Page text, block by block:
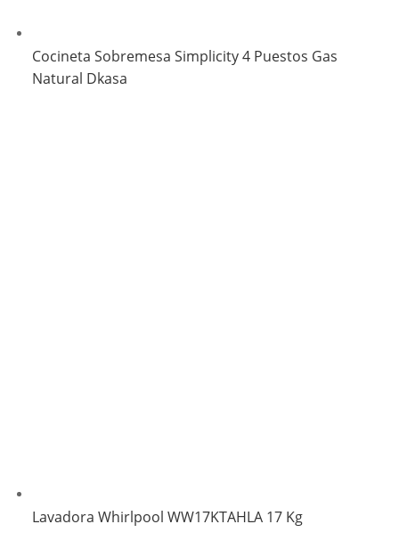
Cocineta Sobremesa Simplicity 4 Puestos Gas
Natural Dkasa
Lavadora Whirlpool WW17KTAHLA 17 Kg